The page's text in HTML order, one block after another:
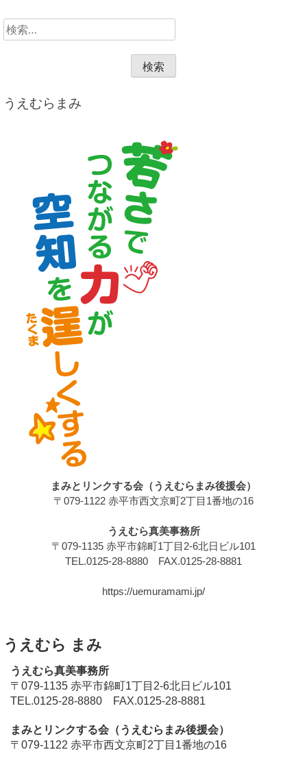
検
索:
うえむらまみ
まみとリンクする会（うえむらまみ後援会）
〒079-1122 赤平市西文京町2丁目1番地の16
うえむら真美事務所
〒079-1135 赤平市錦町1丁目2-6北日ビル101
TEL.0125-28-8880 FAX.0125-28-8881
https://uemuramami.jp/
うえむら まみ
うえむら真美事務所
〒079-1135 赤平市錦町1丁目2-6北日ビル101
TEL.0125-28-8880 FAX.0125-28-8881
まみとリンクする会（うえむらまみ後援会）
〒079-1122 赤平市西文京町2丁目1番地の16